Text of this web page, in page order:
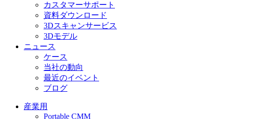
カスタマーサポート
資料ダウンロード
3Dスキャンサービス
3Dモデル
ニュース
ケース
当社の動向
最近のイベント
ブログ
産業用
Portable CMM